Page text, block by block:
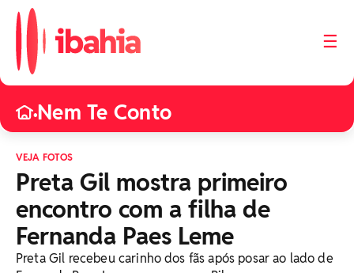
☰
•Nem Te Conto
VEJA FOTOS
Preta Gil mostra primeiro
encontro com a filha de
Fernanda Paes Leme
Preta Gil recebeu carinho dos fãs após posar ao lado de